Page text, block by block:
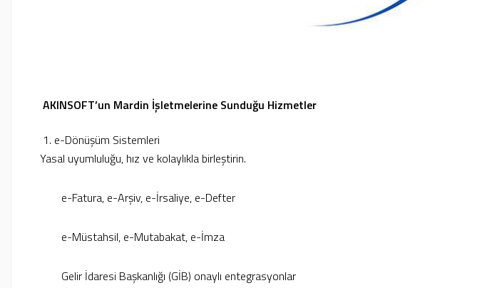
AKINSOFT’un Mardin İşletmelerine Sunduğu Hizmetler
1. e-Dönüşüm Sistemleri
Yasal uyumluluğu, hız ve kolaylıkla birleştirin.
e-Fatura, e-Arşiv, e-İrsaliye, e-Defter
e-Müstahsil, e-Mutabakat, e-İmza
Gelir İdaresi Başkanlığı (GİB) onaylı entegrasyonlar